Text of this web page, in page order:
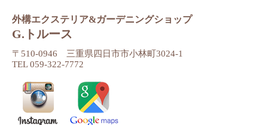
外構エクステリア&ガーデニングショップ
G.トルース
〒510-0946 三重県四日市市小林町3024-1
TEL 059-322-7772